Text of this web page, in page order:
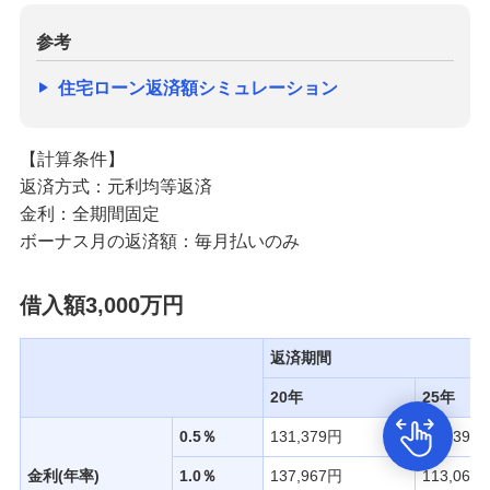
参考
住宅ローン返済額シミュレーション
【計算条件】
返済方式：元利均等返済
金利：全期間固定
ボーナス月の返済額：毎月払いのみ
借入額3,000万円
返済期間
20年 25年
金利(年率)
0.5％ 131,379円 106,399
1.0％ 137,967円 113,061